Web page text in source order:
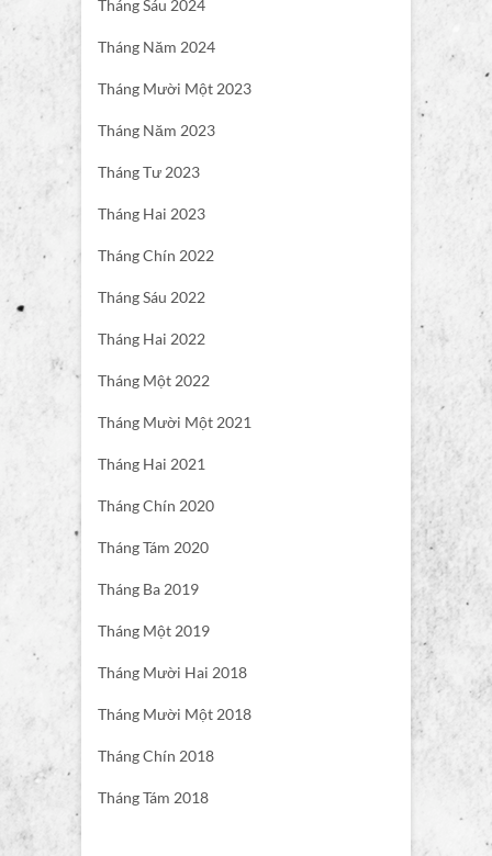
Tháng Sáu 2024
Tháng Năm 2024
Tháng Mười Một 2023
Tháng Năm 2023
Tháng Tư 2023
Tháng Hai 2023
Tháng Chín 2022
Tháng Sáu 2022
Tháng Hai 2022
Tháng Một 2022
Tháng Mười Một 2021
Tháng Hai 2021
Tháng Chín 2020
Tháng Tám 2020
Tháng Ba 2019
Tháng Một 2019
Tháng Mười Hai 2018
Tháng Mười Một 2018
Tháng Chín 2018
Tháng Tám 2018